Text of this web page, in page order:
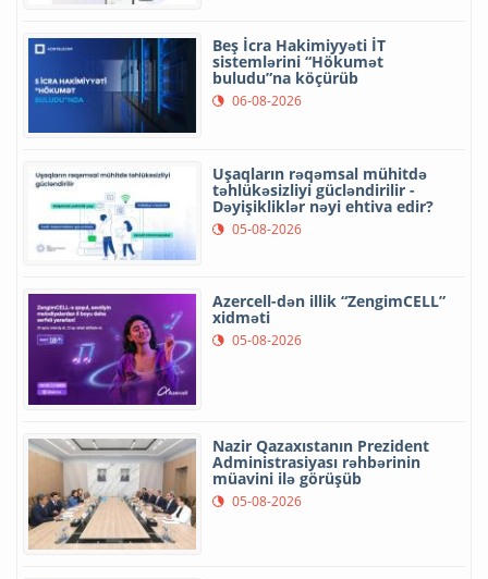
Beş İcra Hakimiyyəti İT
sistemlərini “Hökumət
buludu”na köçürüb
06-08-2026
Uşaqların rəqəmsal mühitdə
təhlükəsizliyi gücləndirilir -
Dəyişikliklər nəyi ehtiva edir?
05-08-2026
Azercell-dən illik “ZengimCELL”
xidməti
05-08-2026
Nazir Qazaxıstanın Prezident
Administrasiyası rəhbərinin
müavini ilə görüşüb
05-08-2026